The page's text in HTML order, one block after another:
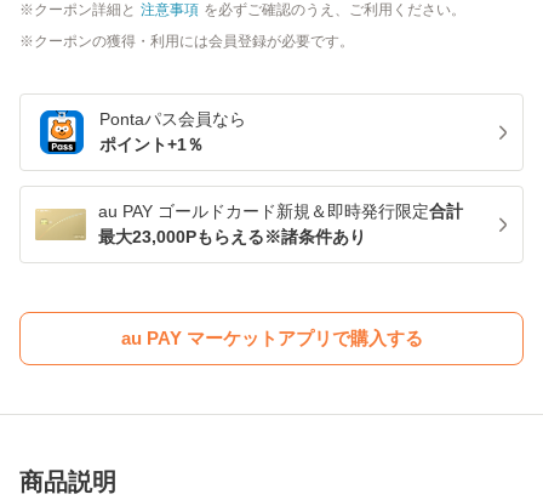
クーポン詳細と 注意事項 を必ずご確認のうえ、ご利用ください。
クーポンの獲得・利用には会員登録が必要です。
Pontaパス会員なら
ポイント+1％
au PAY ゴールドカード新規＆即時発行限定合計
最大23,000Pもらえる※諸条件あり
au PAY マーケットアプリで購入する
商品説明